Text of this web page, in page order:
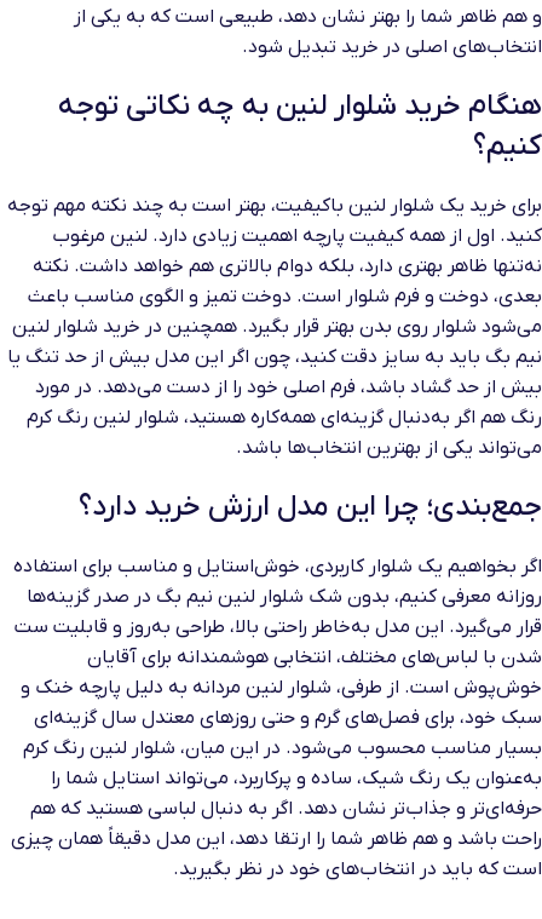
و هم ظاهر شما را بهتر نشان دهد، طبیعی است که به یکی از
انتخاب‌های اصلی در خرید تبدیل شود.
هنگام خرید شلوار لنین به چه نکاتی توجه
کنیم؟
برای خرید یک شلوار لنین باکیفیت، بهتر است به چند نکته مهم توجه
کنید. اول از همه کیفیت پارچه اهمیت زیادی دارد. لنین مرغوب
نه‌تنها ظاهر بهتری دارد، بلکه دوام بالاتری هم خواهد داشت. نکته
بعدی، دوخت و فرم شلوار است. دوخت تمیز و الگوی مناسب باعث
می‌شود شلوار روی بدن بهتر قرار بگیرد. همچنین در خرید شلوار لنین
نیم بگ باید به سایز دقت کنید، چون اگر این مدل بیش از حد تنگ یا
بیش از حد گشاد باشد، فرم اصلی خود را از دست می‌دهد. در مورد
رنگ هم اگر به‌دنبال گزینه‌ای همه‌کاره هستید، شلوار لنین رنگ کرم
می‌تواند یکی از بهترین انتخاب‌ها باشد.
جمع‌بندی؛ چرا این مدل ارزش خرید دارد؟
اگر بخواهیم یک شلوار کاربردی، خوش‌استایل و مناسب برای استفاده
روزانه معرفی کنیم، بدون شک شلوار لنین نیم بگ در صدر گزینه‌ها
قرار می‌گیرد. این مدل به‌خاطر راحتی بالا، طراحی به‌روز و قابلیت ست
شدن با لباس‌های مختلف، انتخابی هوشمندانه برای آقایان
خوش‌پوش است. از طرفی، شلوار لنین مردانه به دلیل پارچه خنک و
سبک خود، برای فصل‌های گرم و حتی روزهای معتدل سال گزینه‌ای
بسیار مناسب محسوب می‌شود. در این میان، شلوار لنین رنگ کرم
به‌عنوان یک رنگ شیک، ساده و پرکاربرد، می‌تواند استایل شما را
حرفه‌ای‌تر و جذاب‌تر نشان دهد. اگر به دنبال لباسی هستید که هم
راحت باشد و هم ظاهر شما را ارتقا دهد، این مدل دقیقاً همان چیزی
است که باید در انتخاب‌های خود در نظر بگیرید.